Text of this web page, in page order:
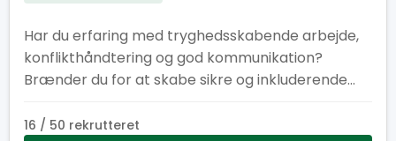
Har du erfaring med tryghedsskabende arbejde,
konflikthåndtering og god kommunikation?
Brænder du for at skabe sikre og inkluderende
vores tryghedskabende team vi kalder “De
16 / 50 rekrutteret